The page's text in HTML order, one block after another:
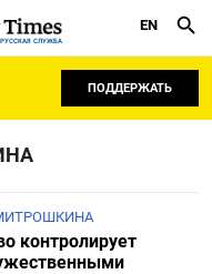
РУССКАЯ СЛУЖБА
EN
ПОДДЕРЖАТЬ
контролирует